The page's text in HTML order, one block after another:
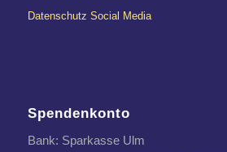
Datenschutz Social Media
Spendenkonto
Bank: Sparkasse Ulm